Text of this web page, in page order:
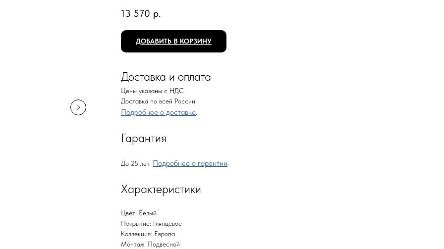
13 570 р.
ДОБАВИТЬ В КОРЗИНУ
Доставка и оплата
Цены указаны с НДС
Доставка по всей России
Подробнее о доставке
Гарантия
До 25 лет. Подробнее о гарантии
Характеристики
Цвет: Белый
Покрытие: Глянцевое
Коллекция: Европа
Монтаж: Подвесной